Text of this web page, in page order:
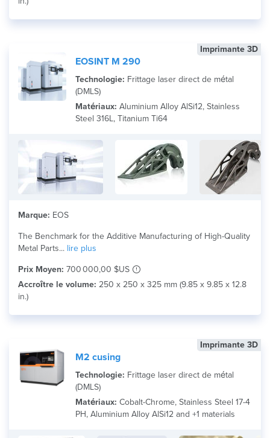
Imprimante 3D
EOSINT M 290
Technologie: Frittage laser direct de métal
(DMLS)
Matériaux: Aluminium Alloy AlSi12, Stainless
Steel 316L, Titanium Ti64
Marque: EOS
The Benchmark for the Additive Manufacturing of High-Quality
Metal Parts... lire plus
Prix Moyen: 700 000,00 $US
Accroître le volume: 250 x 250 x 325 mm (9.85 x 9.85 x 12.8
in.)
Imprimante 3D
M2 cusing
Technologie: Frittage laser direct de métal
(DMLS)
Matériaux: Cobalt-Chrome, Stainless Steel 17-4
PH, Aluminium Alloy AlSi12 and +1 materials